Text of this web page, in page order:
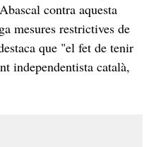
contra aquesta
mesures restrictives de
que "el fet de tenir
independentista català,